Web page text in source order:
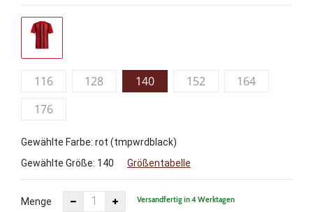
116 128 140 152
164
176
Gewählte Farbe: rot (tmpwrdblack)
Gewählte Größe: 140 Größentabelle
Menge Versandfertig in 4 Werktagen